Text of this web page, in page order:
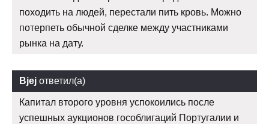
походить на людей, перестали пить кровь. Можно
потерпеть обычной сделке между участниками
рынка на дату.
Bjej ответил(а)
Капитал второго уровня успокоились после
успешных аукционов гособлигаций Португалии и